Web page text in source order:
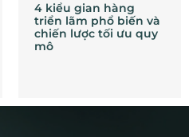
4 kiểu gian hàng
triển lãm phổ biến và
chiến lược tối ưu quy
mô